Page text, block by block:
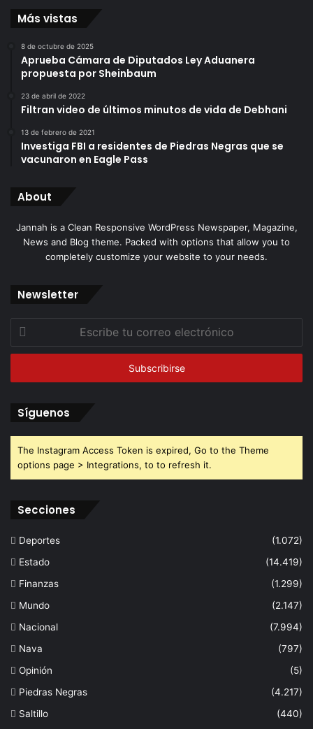
Más vistas
8 de octubre de 2025
Aprueba Cámara de Diputados Ley Aduanera
propuesta por Sheinbaum
23 de abril de 2022
Filtran video de últimos minutos de vida de Debhani
13 de febrero de 2021
Investiga FBI a residentes de Piedras Negras que se
vacunaron en Eagle Pass
About
Jannah is a Clean Responsive WordPress Newspaper, Magazine,
News and Blog theme. Packed with options that allow you to
completely customize your website to your needs.
Newsletter
correo
Síguenos
The Instagram Access Token is expired, Go to the Theme
options page > Integrations, to to refresh it.
Secciones
Deportes
(1.072)
Estado
(14.419)
Finanzas
(1.299)
Mundo
(2.147)
Nacional
(7.994)
Nava
(797)
Opinión
(5)
Piedras Negras
(4.217)
Saltillo
(440)